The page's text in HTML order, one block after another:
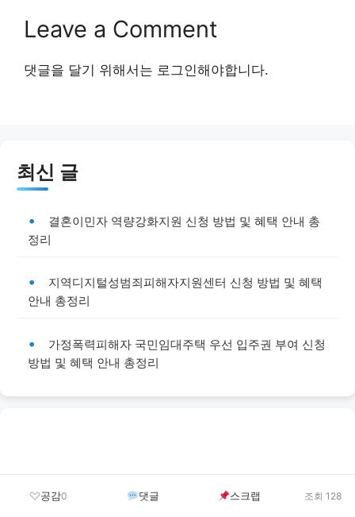
Leave a Comment
댓글을 달기 위해서는 로그인해야합니다.
최신 글
결혼이민자 역량강화지원 신청 방법 및 혜택 안내 총
정리
지역디지털성범죄피해자지원센터 신청 방법 및 혜택
안내 총정리
가정폭력피해자 국민임대주택 우선 입주권 부여 신청
방법 및 혜택 안내 총정리
공감0 댓글 스크랩 조회 128